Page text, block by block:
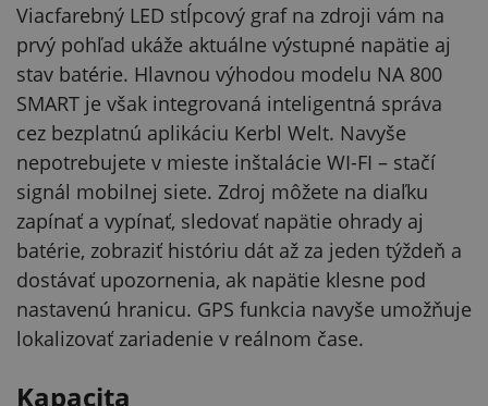
Viacfarebný LED stĺpcový graf na zdroji vám na
prvý pohľad ukáže aktuálne výstupné napätie aj
stav batérie. Hlavnou výhodou modelu NA 800
SMART je však integrovaná inteligentná správa
cez bezplatnú aplikáciu Kerbl Welt. Navyše
nepotrebujete v mieste inštalácie WI-FI – stačí
signál mobilnej siete. Zdroj môžete na diaľku
zapínať a vypínať, sledovať napätie ohrady aj
batérie, zobraziť históriu dát až za jeden týždeň a
dostávať upozornenia, ak napätie klesne pod
nastavenú hranicu. GPS funkcia navyše umožňuje
lokalizovať zariadenie v reálnom čase.
Kapacita